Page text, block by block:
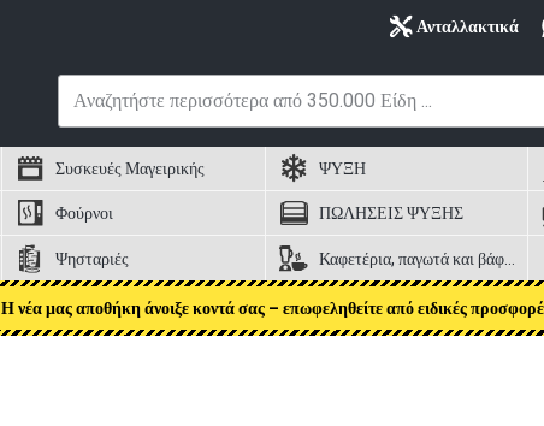
Ανταλλακτικά
Συσκευές Μαγειρικής ΨΥΞΗ
Φούρνοι ΠΩΛΗΣΕΙΣ ΨΥΞΗΣ
Ψησταριές Καφετέρια, παγωτά και βάφλες
Η νέα μας αποθήκη άνοιξε κοντά σας – επωφεληθείτε από ειδικές